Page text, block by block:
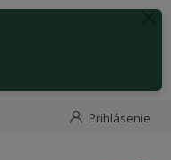
Prihlásenie